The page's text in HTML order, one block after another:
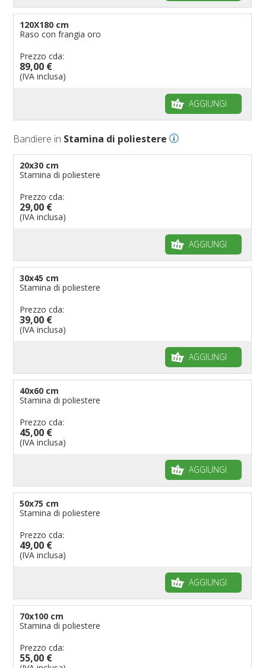
120X180 cm
Raso con frangia oro
Prezzo cda:
89,00 €
(IVA inclusa)
AGGIUNGI
Bandiere in Stamina di poliestere
20x30 cm
Stamina di poliestere
Prezzo cda:
29,00 €
(IVA inclusa)
AGGIUNGI
30x45 cm
Stamina di poliestere
Prezzo cda:
39,00 €
(IVA inclusa)
AGGIUNGI
40x60 cm
Stamina di poliestere
Prezzo cda:
45,00 €
(IVA inclusa)
AGGIUNGI
50x75 cm
Stamina di poliestere
Prezzo cda:
49,00 €
(IVA inclusa)
AGGIUNGI
70x100 cm
Stamina di poliestere
Prezzo cda:
55,00 €